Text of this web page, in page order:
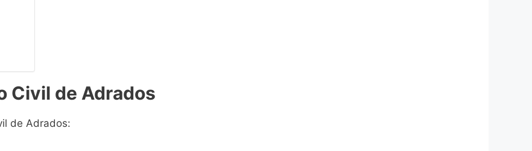
Civil de Adrados
de Adrados: